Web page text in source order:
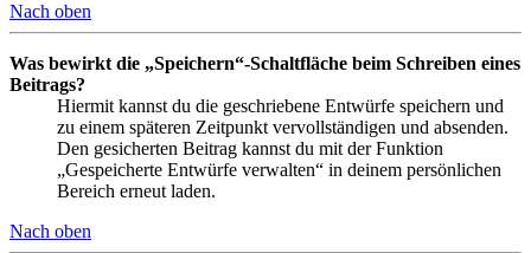
Nach oben
Was bewirkt die „Speichern“-Schaltfläche beim Schreiben eines
Beitrags?
Hiermit kannst du die geschriebene Entwürfe speichern und
zu einem späteren Zeitpunkt vervollständigen und absenden.
Den gesicherten Beitrag kannst du mit der Funktion
„Gespeicherte Entwürfe verwalten“ in deinem persönlichen
Bereich erneut laden.
Nach oben